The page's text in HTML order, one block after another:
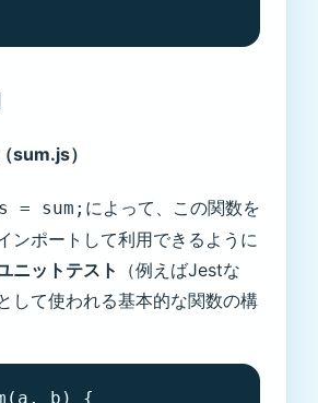
sum.js）
= sum; によって、この関数を
ンポートして利用できるように
ニットテスト
（例えばJestな
して使われる基本的な関数の構
b) {